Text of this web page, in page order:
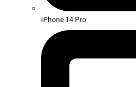
iPhone 14 Pro